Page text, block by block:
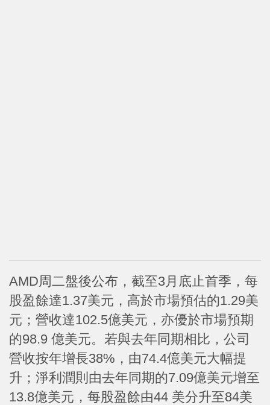
AMD周二盤後公布，截至3月底止首季，每
股盈餘達1.37美元，高於市場預估的1.29美
元；營收達102.5億美元，亦優於市場預期
的98.9 億美元。若與去年同期相比，公司
營收按年增長38%，由74.4億美元大幅提
升；淨利潤則由去年同期的7.09億美元增至
13.8億美元，每股盈餘由44 美分升至84美